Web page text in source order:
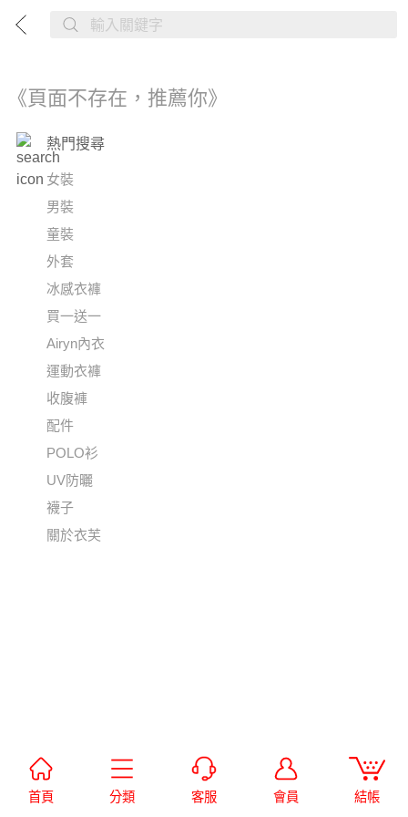
首頁 分類 客服 會員 結帳
《頁面不存在，推薦你》
熱門搜尋
女裝
男裝
童裝
外套
冰感衣褲
買一送一
Airyn內衣
運動衣褲
收腹褲
配件
POLO衫
UV防曬
襪子
關於衣芙